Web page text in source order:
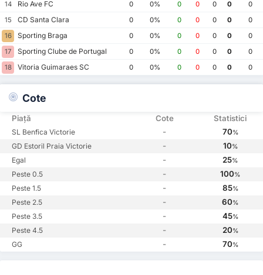
14
Rio Ave FC 0 0% 0 0 0 0
0
15
CD Santa Clara 0 0% 0 0 0 0
0
16
Sporting Braga 0 0% 0 0 0 0
0
17
Sporting Clube de Portugal 0 0% 0 0 0 0
0
18
Vitoria Guimaraes SC 0 0% 0 0 0 0 0
Cote
Piață Cote Statistici
SL Benfica Victorie - 70%
GD Estoril Praia Victorie - 10%
Egal - 25%
Peste 0.5 - 100%
Peste 1.5 - 85%
Peste 2.5 - 60%
Peste 3.5 - 45%
Peste 4.5 - 20%
GG - 70%